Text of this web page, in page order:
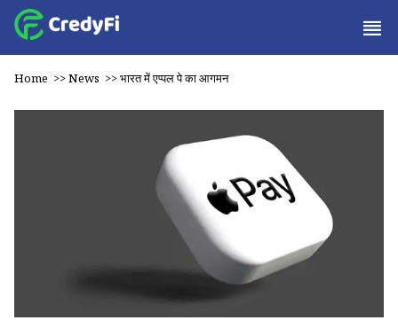
Home >>News >>भारत में एप्पल पे का आगमन